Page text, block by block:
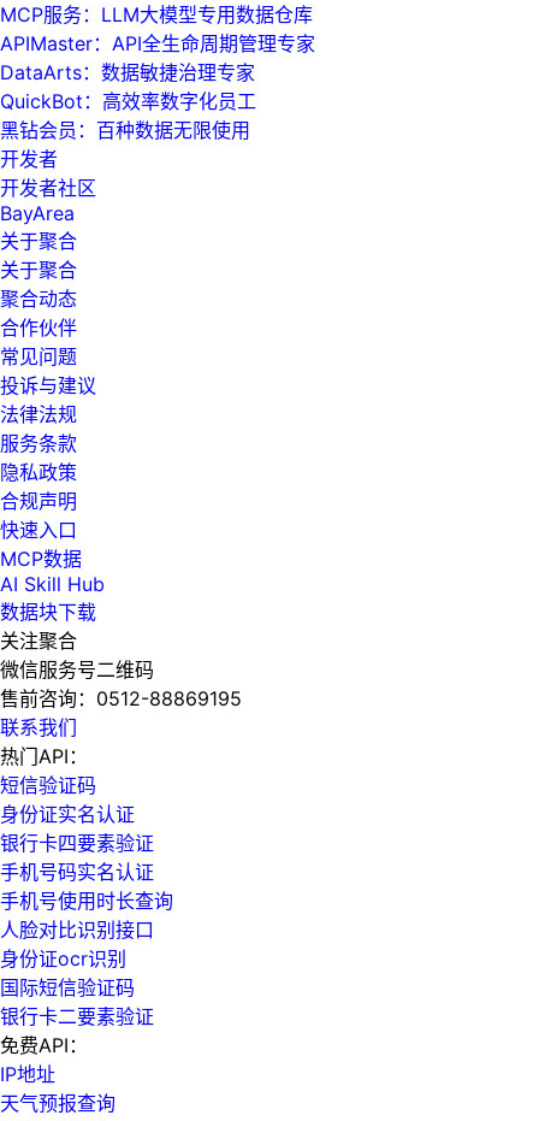
MCP服务：LLM大模型专用数据仓库
APIMaster：API全生命周期管理专家
DataArts：数据敏捷治理专家
QuickBot：高效率数字化员工
黑钻会员：百种数据无限使用
开发者
开发者社区
BayArea
关于聚合
关于聚合
聚合动态
合作伙伴
常见问题
投诉与建议
法律法规
服务条款
隐私政策
合规声明
快速入口
MCP数据
AI Skill Hub
数据块下载
关注聚合
微信服务号二维码
售前咨询： 0512-88869195
联系我们
热门API：
短信验证码
身份证实名认证
银行卡四要素验证
手机号码实名认证
手机号使用时长查询
人脸对比识别接口
身份证ocr识别
国际短信验证码
银行卡二要素验证
免费API：
IP地址
天气预报查询